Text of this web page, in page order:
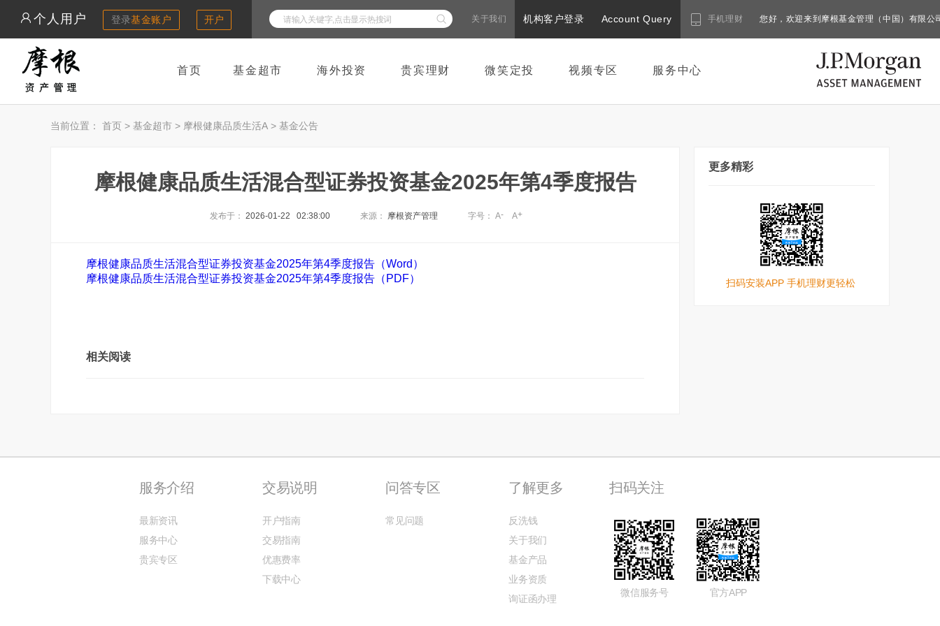
个人用户 登录基金账户 开户 关于我们 机构客户登录 Account Query 手机理财 您好，欢迎来到摩根基金管理（中国）有限公
首页 基金超市 海外投资 贵宾理财 微笑定投 视频专区 服务中心
当前位置： 首页 > 基金超市 > 摩根健康品质生活A > 基金公告
摩根健康品质生活混合型证券投资基金2025年第4季度报告
发布于： 2026-01-22 02:38:00 来源： 摩根资产管理 字号： A- A+
摩根健康品质生活混合型证券投资基金2025年第4季度报告（Word）
摩根健康品质生活混合型证券投资基金2025年第4季度报告（PDF）
相关阅读
更多精彩
扫码安装APP 手机理财更轻松
服务介绍
最新资讯
服务中心
贵宾专区
交易说明
开户指南
交易指南
优惠费率
下载中心
问答专区
常见问题
了解更多
反洗钱
关于我们
基金产品
业务资质
询证函办理
扫码关注
微信服务号 官方APP